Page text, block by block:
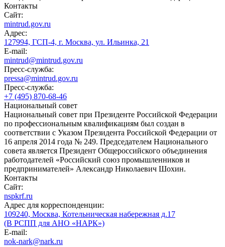
Контакты
Сайт:
mintrud.gov.ru
Адрес:
127994, ГСП-4, г. Москва, ул. Ильинка, 21
E-mail:
mintrud@mintrud.gov.ru
Пресс-служба:
pressa@mintrud.gov.ru
Пресс-служба:
+7 (495) 870-68-46
Национальный совет
Национальный совет при Президенте Российской Федерации
по профессиональным квалификациям был создан в
соответствии с Указом Президента Российской Федерации от
16 апреля 2014 года № 249. Председателем Национального
совета является Президент Общероссийского объединения
работодателей «Российский союз промышленников и
предпринимателей» Александр Николаевич Шохин.
Контакты
Сайт:
nspkrf.ru
Адрес для корреспонденции:
109240, Москва, Котельническая набережная д.17
(В РСПП для АНО «НАРК»)
E-mail:
nok-nark@nark.ru